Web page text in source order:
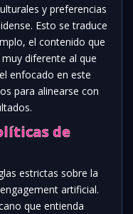
y preferencias
Esto se traduce
el contenido que
diferente al que
enfocado en este
para alinearse con
de
estrictas sobre la
artificial.
que entienda